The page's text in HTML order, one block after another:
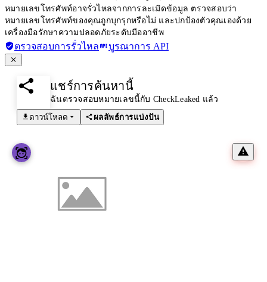
หมายเลขโทรศัพท์อาจรั่วไหลจากการละเมิดข้อมูล ตรวจสอบว่า
หมายเลขโทรศัพท์ของคุณถูกบุกรุกหรือไม่ และปกป้องตัวคุณเองด้วย
เครื่องมือรักษาความปลอดภัยระดับมืออาชีพ
ตรวจสอบการรั่วไหล บูรณาการ API
แชร์การค้นหานี้
ฉันตรวจสอบหมายเลขนี้กับ CheckLeaked แล้ว
ดาวน์โหลด
ผลลัพธ์การแบ่งปัน